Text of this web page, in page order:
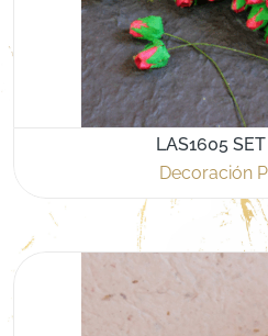
LAS1605
Decoración